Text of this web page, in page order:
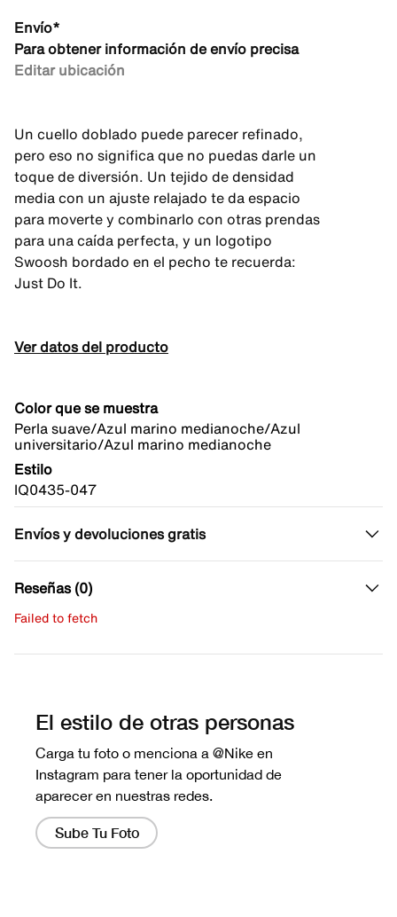
Envío*
Para obtener información de envío precisa
Editar ubicación
Un cuello doblado puede parecer refinado,
pero eso no significa que no puedas darle un
toque de diversión. Un tejido de densidad
media con un ajuste relajado te da espacio
para moverte y combinarlo con otras prendas
para una caída perfecta, y un logotipo
Swoosh bordado en el pecho te recuerda:
Just Do It.
Ver datos del producto
Color que se muestra
Perla suave/Azul marino medianoche/Azul
universitario/Azul marino medianoche
Estilo
IQ0435-047
Envíos y devoluciones gratis
Reseñas (0)
Failed to fetch